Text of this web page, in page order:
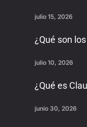
julio 15, 2026
¿Qué son
julio 10, 2026
¿Qué es
junio 30, 2026